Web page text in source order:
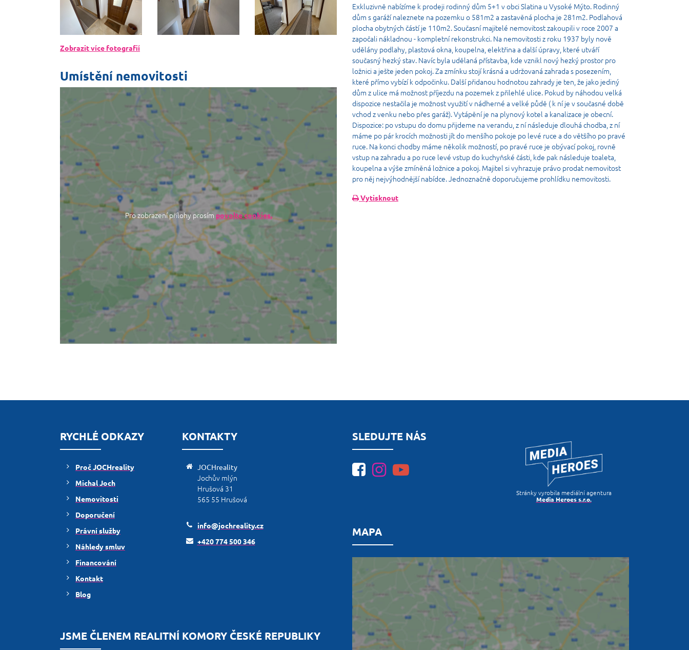
Zobrazit více fotografií
Umístění nemovitosti
Pro zobrazení přílohy prosím povolte cookies.
Exkluzivně nabízíme k prodeji rodinný dům 5+1 v obci Slatina u Vysoké Mýto. Rodinný
dům s garáží naleznete na pozemku o 581m2 a zastavěná plocha je 281m2. Podlahová
plocha obytných částí je 110m2. Současní majitelé nemovitost zakoupili v roce 2007 a
započali nákladnou - kompletní rekonstrukci. Na nemovitosti z roku 1937 byly nově
udělány podlahy, plastová okna, koupelna, elektřina a další úpravy, které utváří
současný hezký stav. Navíc byla udělaná přístavba, kde vznikl nový hezký prostor pro
ložnici a ješte jeden pokoj. Za zmínku stojí krásná a udržovaná zahrada s posezením,
které přímo vybízí k odpočinku. Další přidanou hodnotou zahrady je ten, že jako jediný
dům z ulice má možnost příjezdu na pozemek z přilehlé ulice. Pokud by náhodou velká
dispozice nestačila je možnost využití v nádherné a velké půdě ( k ní je v současné době
vchod z venku nebo přes garáž). Vytápění je na plynový kotel a kanalizace je obecní.
Dispozice: po vstupu do domu přijdeme na verandu, z ní následuje dlouhá chodba, z ní
máme po pár krocích možnosti jít do menšího pokoje po levé ruce a do většího po pravé
ruce. Na konci chodby máme několik možností, po pravé ruce je obývací pokoj, rovně
vstup na zahradu a po ruce levé vstup do kuchyňské části, kde pak následuje toaleta,
koupelna a výše zmíněná ložnice a pokoj. Majitel si vyhrazuje právo prodat nemovitost
pro něj nejvýhodnější nabídce. Jednoznačně doporučujeme prohlídku nemovitosti.
Vytisknout
RYCHLÉ ODKAZY
Proč JOCHreality
Michal Joch
Nemovitosti
Doporučení
Právní služby
Náhledy smluv
Financování
Kontakt
Blog
KONTAKTY
JOCHreality
Jochův mlýn
Hrušová 31
565 55 Hrušová
info@jochreality.cz
+420 774 500 346
JSME ČLENEM REALITNÍ KOMORY ČESKÉ REPUBLIKY
SLEDUJTE NÁS
Stránky vyrobila mediální agentura
Media Heroes s.r.o.
MAPA